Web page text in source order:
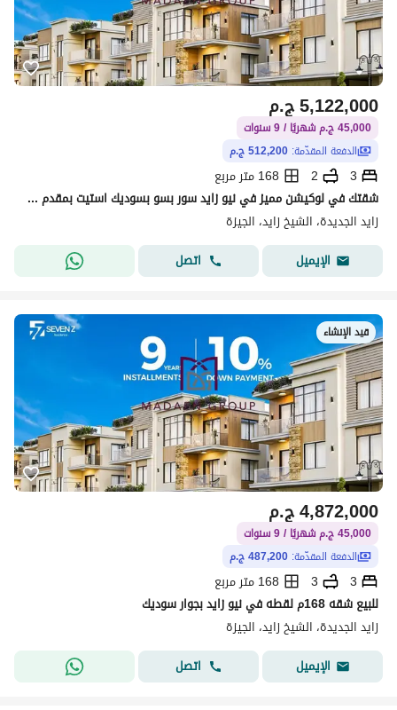
ج.م5,122,000
45,000 ج.م شهريًا / 9 سنوات
الدفعة المقدّمة: 512,200 ج.م
3
2
168 متر مربع
شقتك في لوكيشن مميز في نيو زايد سور بسو بسوديك استيت بمقدم 10% واقسيط لحد 9 سنين
زايد الجديدة، الشيخ زايد، الجيزة
الإيميل
اتصل
قيد الإنشاء
ج.م4,872,000
45,000 ج.م شهريًا / 9 سنوات
الدفعة المقدّمة: 487,200 ج.م
3
3
168 متر مربع
للبيع شقه 168م لقطه في نيو زايد بجوار سوديك
زايد الجديدة، الشيخ زايد، الجيزة
الإيميل
اتصل